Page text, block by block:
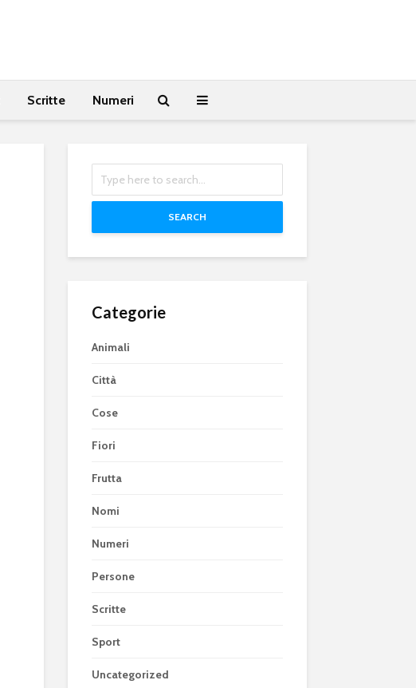
Scritte Numeri
SEARCH
Categorie
Animali
Città
Cose
Fiori
Frutta
Nomi
Numeri
Persone
Scritte
Sport
Uncategorized